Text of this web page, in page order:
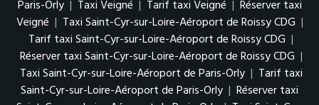
Paris-Orly | Taxi Veigné | Tarif taxi Veigné | Réserver taxi
Veigné | Taxi Saint-Cyr-sur-Loire-Aéroport de Roissy CDG |
Tarif taxi Saint-Cyr-sur-Loire-Aéroport de Roissy CDG |
Réserver taxi Saint-Cyr-sur-Loire-Aéroport de Roissy CDG |
Taxi Saint-Cyr-sur-Loire-Aéroport de Paris-Orly | Tarif taxi
Saint-Cyr-sur-Loire-Aéroport de Paris-Orly | Réserver taxi